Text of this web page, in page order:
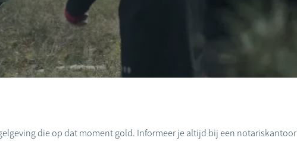
die op dat moment gold. Informeer je altijd bij een notariskantoor